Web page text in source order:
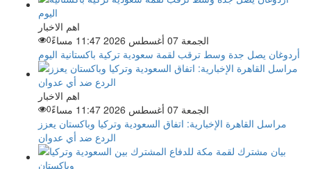
اهم الاخبار
الجمعة 07 أغسطس 2026 11:47 مساءً
0
أردوغان يصل جدة وسط ترقب لقمة سعودية تركية باكستانية اليوم
اهم الاخبار
الجمعة 07 أغسطس 2026 11:47 مساءً
0
مراسل القاهرة الإخبارية: اتفاق السعودية وتركيا وباكستان يعزز
الردع ضد أي عدوان